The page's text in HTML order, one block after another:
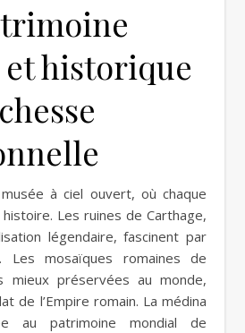
historique
à ciel ouvert, où chaque
Les ruines de Carthage,
légendaire, fascinent par
Les mosaïques romaines de
mieux préservées au monde,
de l’Empire romain. La médina
au patrimoine mondial de